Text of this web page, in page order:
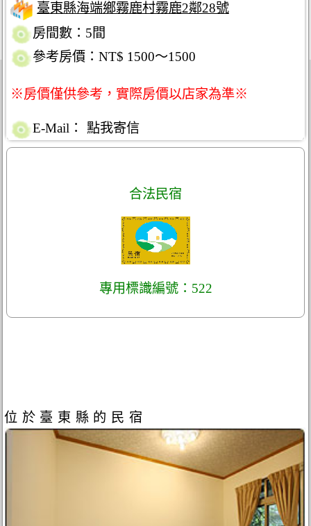
臺東縣海端鄉霧鹿村霧鹿2鄰28號
房間數：5間
參考房價：NT$ 1500～1500
※房價僅供參考，實際房價以店家為準※
E-Mail： 點我寄信
合法民宿
專用標識編號：522
位於臺東縣的民宿